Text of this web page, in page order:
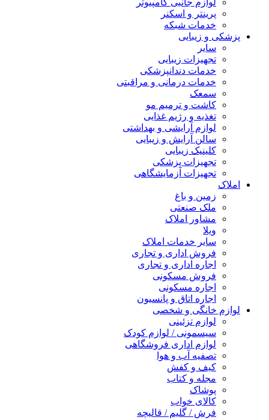
لوازم جانبی کامپیوتر
پرینتر و اسکنر
خدمات شبکه
پزشکی و زیبایی
سایر
تجهیزات زیبایی
خدمات دندانپزشکی
خدمات درمانی و مراقبتی
سمعک
کاشت و ترمیم مو
تغذیه و رژیم غذایی
لوازم آرایشی و بهداشتی
سالن آرایش و زیبایی
کلینیک زیبایی
تجهیزات پزشکی
تجهیزات آزمایشگاهی
املاک
زمین و باغ
ملک صنعتی
مشاور املاک
ویلا
سایر خدمات املاک
فروش اداری و تجاری
اجاره اداری و تجاری
فروش مسکونی
اجاره مسکونی
اجاره اتاق و پانسیون
لوازم خانگی و شخصی
لوازم تزئینی
سیسمونی / لوازم کودک
لوازم اداری فروشگاهی
تصفیه آب و هوا
کیف و کفش
مجله و کتاب
پوشاک
کالای خواب
فرش / گلیم / قالیچه